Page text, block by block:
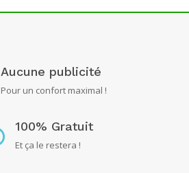
Aucune publicité
Pour un confort maximal !
100% Gratuit
Et ça le restera !